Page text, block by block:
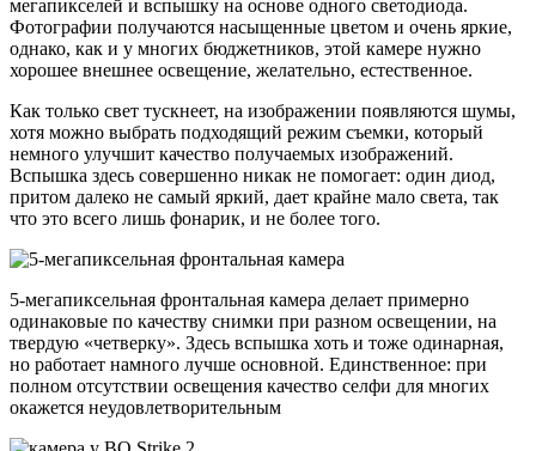
мегапикселей и вспышку на основе одного светодиода.
Фотографии получаются насыщенные цветом и очень яркие,
однако, как и у многих бюджетников, этой камере нужно
хорошее внешнее освещение, желательно, естественное.
Как только свет тускнеет, на изображении появляются шумы,
хотя можно выбрать подходящий режим съемки, который
немного улучшит качество получаемых изображений.
Вспышка здесь совершенно никак не помогает: один диод,
притом далеко не самый яркий, дает крайне мало света, так
что это всего лишь фонарик, и не более того.
5-мегапиксельная фронтальная камера делает примерно
одинаковые по качеству снимки при разном освещении, на
твердую «четверку». Здесь вспышка хоть и тоже одинарная,
но работает намного лучше основной. Единственное: при
полном отсутствии освещения качество селфи для многих
окажется неудовлетворительным